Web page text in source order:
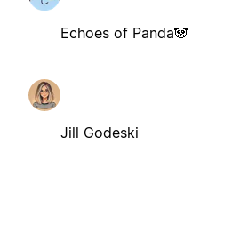
Echoes of Panda🐼
Jill Godeski